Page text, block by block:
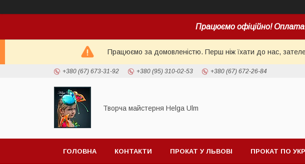
Працюємо офіційно! Оплата
Працюємо за домовленістю. Перш ніж їхати до нас,
+380 (67) 673-31-92 +380 (95) 310-02-53 +380 (67) 672-26-84
Творча майстерня Helga Ulm
ГОЛОВНА КОНТАКТИ ПРОКАТ У ЛЬВОВІ ПРОКАТ ПО